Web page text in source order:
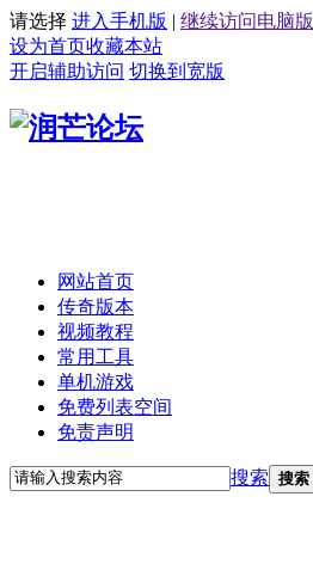
请选择 进入手机版 | 继续访问电脑版
设为首页收藏本站
开启辅助访问 切换到宽版
网站首页
传奇版本
视频教程
常用工具
单机游戏
免费列表空间
免责声明
搜索 搜索